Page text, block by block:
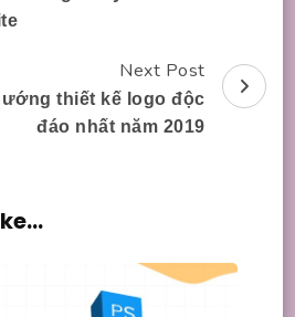
Next Post
thiết kế logo độc
đáo nhất năm 2019